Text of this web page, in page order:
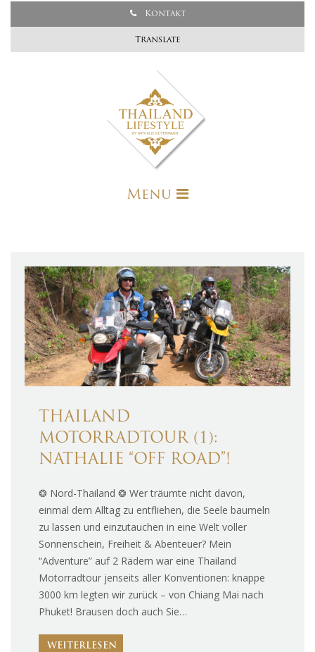
Kontakt
Translate
Menu
THAILAND
MOTORRADTOUR (1):
NATHALIE “OFF ROAD”!
❂ Nord-Thailand ❂ Wer träumte nicht davon,
einmal dem Alltag zu entfliehen, die Seele baumeln
zu lassen und einzutauchen in eine Welt voller
Sonnenschein, Freiheit & Abenteuer? Mein
“Adventure” auf 2 Rädern war eine Thailand
Motorradtour jenseits aller Konventionen: knappe
3000 km legten wir zurück – von Chiang Mai nach
Phuket! Brausen doch auch Sie…
WEITERLESEN